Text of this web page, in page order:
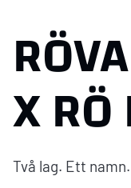
X
Två lag. Ett